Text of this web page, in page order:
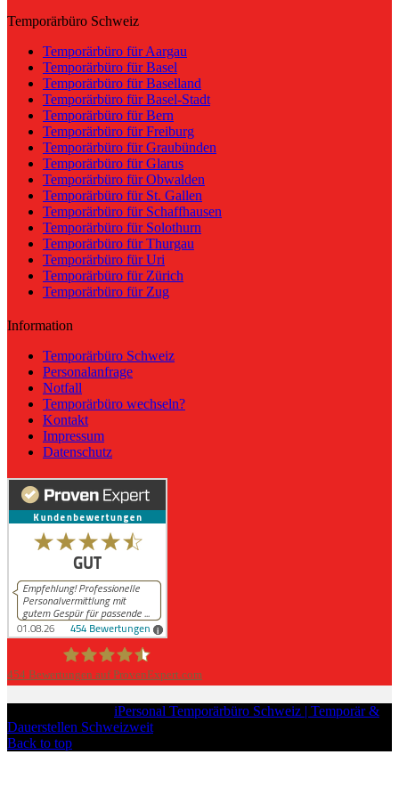
Temporärbüro Schweiz
Temporärbüro für Aargau
Temporärbüro für Basel
Temporärbüro für Baselland
Temporärbüro für Basel-Stadt
Temporärbüro für Bern
Temporärbüro für Freiburg
Temporärbüro für Graubünden
Temporärbüro für Glarus
Temporärbüro für Obwalden
Temporärbüro für St. Gallen
Temporärbüro für Schaffhausen
Temporärbüro für Solothurn
Temporärbüro für Thurgau
Temporärbüro für Uri
Temporärbüro für Zürich
Temporärbüro für Zug
Information
Temporärbüro Schweiz
Personalanfrage
Notfall
Temporärbüro wechseln?
Kontakt
Impressum
Datenschutz
iPersonal
454 Bewertungen auf ProvenExpert.com
iPersonal Temporärbüro Schweiz | Temporär &
Dauerstellen Schweizweit
Back to top